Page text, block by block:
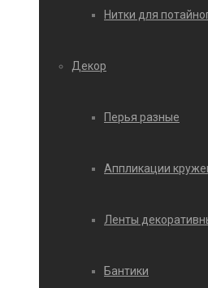
Нитки для
Декор
Перья разные
Аппликации
Ленты
Бантики